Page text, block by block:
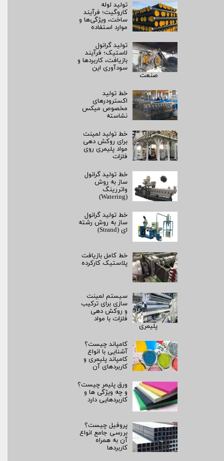
تولید لوله
کاروگیت؛ فرآیند
ساخت، ویژگی‌ها و
موارد استفاده
تولید گرانول
لاستیک؛ فرآیند
بازیافت، کاربردها و
سودآوری این
صنعت
خط تولید
اکسترودرهای
مخصوص میکس
نشاسته
خط تولید لمینت
برای روکش‌ دهی
مواد پلیمری روی
فلزات
خط تولید گرانول
ساز به روش
واتررینگ
(Watering)
خط تولید گرانول
ساز به روش رشته‌
ای (Strand)
خط کامل بازیافت
پلاستیک کارکرده
سیستم لمینت‌
سازی برای ترکیب
و روکش‌ دهی
فلزات با مواد
پلیمری
کامپاند چیست؟
آشنایی با انواع
کامپاند پلیمری و
کاربردهای آن
ورق پلیمر چیست؟
و چه ویژگی ها و
کاربردهایی دارد
پروفیل چیست؟
بررسی جامع انواع
آن به همراه
کاربردها